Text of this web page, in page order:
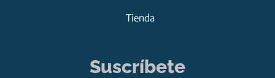
Tienda
Suscríbete